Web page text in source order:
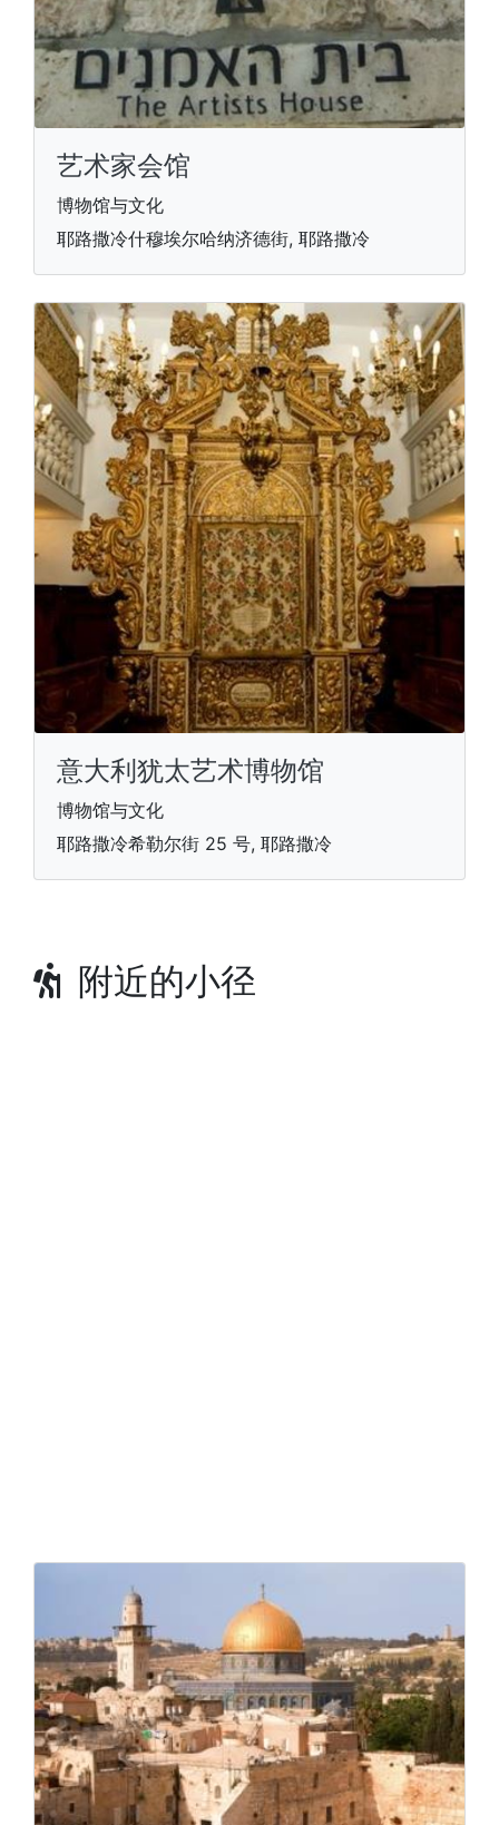
艺术家会馆
博物馆与文化
耶路撒冷什穆埃尔哈纳济德街, 耶路撒冷
意大利犹太艺术博物馆
博物馆与文化
耶路撒冷希勒尔街 25 号, 耶路撒冷
附近的小径